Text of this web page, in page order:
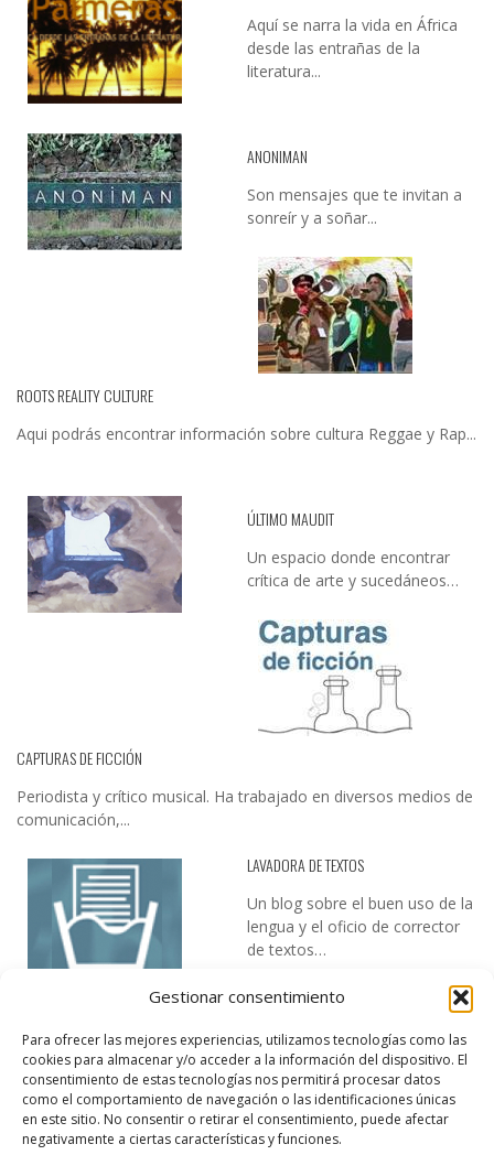
Gestionar consentimiento
Para ofrecer las mejores experiencias, utilizamos tecnologías como las
cookies para almacenar y/o acceder a la información del dispositivo. El
consentimiento de estas tecnologías nos permitirá procesar datos
como el comportamiento de navegación o las identificaciones únicas
en este sitio. No consentir o retirar el consentimiento, puede afectar
negativamente a ciertas características y funciones.
Aquí se narra la vida en África
desde las entrañas de la
literatura...
ANONIMAN
Son mensajes que te invitan a
sonreír y a soñar...
ROOTS REALITY CULTURE
Aqui podrás encontrar información sobre cultura Reggae y Rap...
ÚLTIMO MAUDIT
Un espacio donde encontrar
crítica de arte y sucedáneos…
CAPTURAS DE FICCIÓN
Periodista y crítico musical. Ha trabajado en diversos medios de
comunicación,...
LAVADORA DE TEXTOS
Un blog sobre el buen uso de la
lengua y el oficio de corrector
de textos…
DESIREE MARTÍN